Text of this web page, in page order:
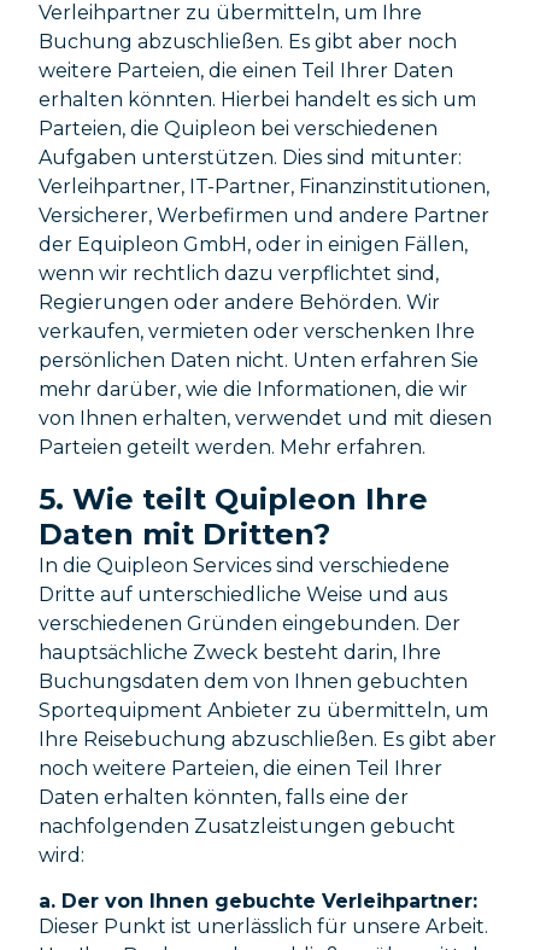
Verleihpartner zu übermitteln, um Ihre
Buchung abzuschließen. Es gibt aber noch
weitere Parteien, die einen Teil Ihrer Daten
erhalten könnten. Hierbei handelt es sich um
Parteien, die Quipleon bei verschiedenen
Aufgaben unterstützen. Dies sind mitunter:
Verleihpartner, IT-Partner, Finanzinstitutionen,
Versicherer, Werbefirmen und andere Partner
der Equipleon GmbH, oder in einigen Fällen,
wenn wir rechtlich dazu verpflichtet sind,
Regierungen oder andere Behörden. Wir
verkaufen, vermieten oder verschenken Ihre
persönlichen Daten nicht. Unten erfahren Sie
mehr darüber, wie die Informationen, die wir
von Ihnen erhalten, verwendet und mit diesen
Parteien geteilt werden. Mehr erfahren.
5. Wie teilt Quipleon Ihre
Daten mit Dritten?
In die Quipleon Services sind verschiedene
Dritte auf unterschiedliche Weise und aus
verschiedenen Gründen eingebunden. Der
hauptsächliche Zweck besteht darin, Ihre
Buchungsdaten dem von Ihnen gebuchten
Sportequipment Anbieter zu übermitteln, um
Ihre Reisebuchung abzuschließen. Es gibt aber
noch weitere Parteien, die einen Teil Ihrer
Daten erhalten könnten, falls eine der
nachfolgenden Zusatzleistungen gebucht
wird:
a. Der von Ihnen gebuchte Verleihpartner:
Dieser Punkt ist unerlässlich für unsere Arbeit.